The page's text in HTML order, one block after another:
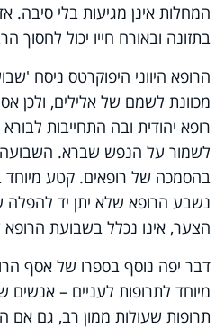
המחלות אינן מגיעות בלי סיבה.
בתזונה ובאורח חייו יכול לחסוך
הרופא היווני היפוקרטס ניסח
מכוונת לשמם של אלילים, ולכן
רופא יהודית ובה התחייבות
לשמור על הנפש שברא.
בהסמכה של רופאים. קטע מיוחד
נשבע הרופא שלא יתן יד
הצער, אינו נכלל בשבועת הרופא
דבר יפה נוסף בספרו של אסף
מיוחד לתרופות לעניים –
תרופות שעולות ממון רב, גם אם